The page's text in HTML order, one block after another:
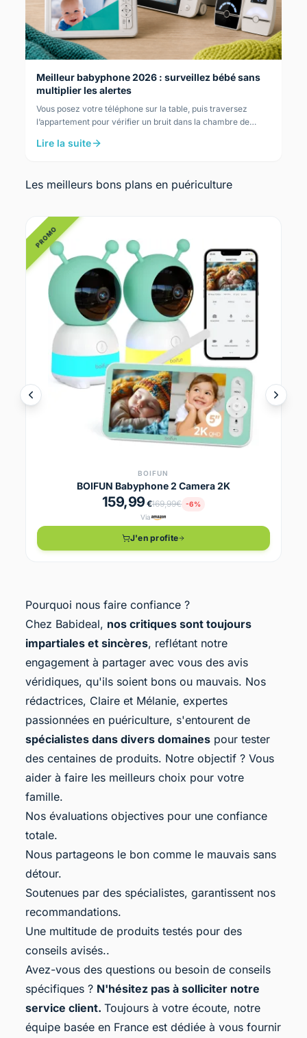
Meilleur babyphone 2026 : surveillez bébé sans
multiplier les alertes
Vous posez votre téléphone sur la table, puis traversez
l’appartement pour vérifier un bruit dans la chambre de
Lire la suite
Les meilleurs bons plans en puériculture
PROMO
BOIFUN
BOIFUN Babyphone 2 Camera 2K
159,99 €169,99€ -6%
Via
J'en profite
Pourquoi nous faire confiance ?
Chez Babideal, nos critiques sont toujours
impartiales et sincères, reflétant notre
engagement à partager avec vous des avis
véridiques, qu'ils soient bons ou mauvais. Nos
rédactrices, Claire et Mélanie, expertes
passionnées en puériculture, s'entourent de
spécialistes dans divers domainespour tester
des centaines de produits. Notre objectif ? Vous
aider à faire les meilleurs choix pour votre
famille.
Nos évaluations objectives pour une confiance
totale.
Nous partageons le bon comme le mauvais sans
détour.
Soutenues par des spécialistes, garantissent nos
recommandations.
Une multitude de produits testés pour des
conseils avisés..
Avez-vous des questions ou besoin de conseils
spécifiques ? N'hésitez pas à solliciter notre
service client. Toujours à votre écoute, notre
équipe basée en France est dédiée à vous fournir